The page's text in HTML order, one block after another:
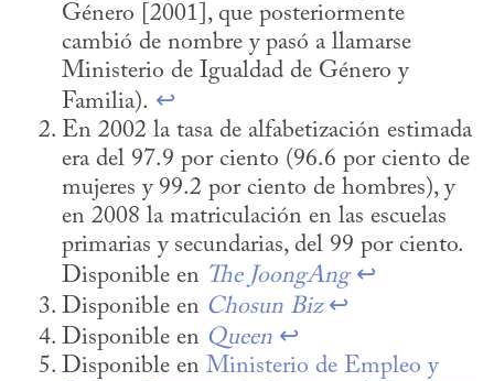
Género [2001], que posteriormente
cambió de nombre y pasó a llamarse
Ministerio de Igualdad de Género y
Familia). ↩
En 2002 la tasa de alfabetización estimada
era del 97.9 por ciento (96.6 por ciento de
mujeres y 99.2 por ciento de hombres), y
en 2008 la matriculación en las escuelas
primarias y secundarias, del 99 por ciento.
Disponible en The JoongAng ↩
Disponible en Chosun Biz ↩
Disponible en Queen ↩
Disponible en Ministerio de Empleo y